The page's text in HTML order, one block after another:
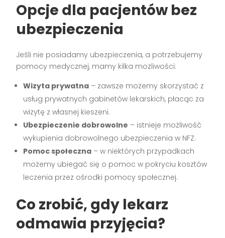
Opcje dla pacjentów bez
ubezpieczenia
Jeśli nie posiadamy ubezpieczenia, a potrzebujemy
pomocy medycznej, mamy kilka możliwości:
Wizyta prywatna – zawsze możemy skorzystać z
usług prywatnych gabinetów lekarskich, płacąc za
wizytę z własnej kieszeni.
Ubezpieczenie dobrowolne – istnieje możliwość
wykupienia dobrowolnego ubezpieczenia w NFZ.
Pomoc społeczna – w niektórych przypadkach
możemy ubiegać się o pomoc w pokryciu kosztów
leczenia przez ośrodki pomocy społecznej.
Co zrobić, gdy lekarz
odmawia przyjęcia?